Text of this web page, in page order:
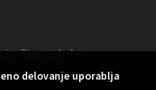
Sigmateh d.o.o.
delovanje uporablja